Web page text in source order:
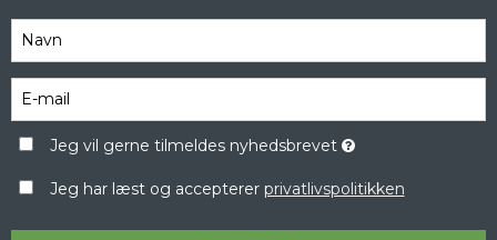
Jeg vil gerne tilmeldes nyhedsbrevet
Jeg har læst og accepterer privatlivspolitikken